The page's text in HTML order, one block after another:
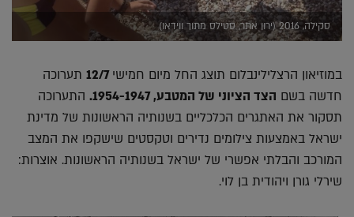
סקילה, 2016 (ירון אתר, סטילס מתוך ווידאו)
במוזיאון הרצלילינבלום תוצג החל מיום חמישי12/7
תערוכה
חדשה בשם הצד הציוני של המטבע, 1954-1947.
התערוכה
תסקור את האתגרים הכלכליים בשנותיה הראשונות של מדינת
ישראל באמצעות צילומים נדירים וטקסטים שישקפו את המצב
המורכב והבלתי אפשרי של ישראל בשנותיה הראשונות. אוצרות:
שירלי גורן ויהודית בן לוי.